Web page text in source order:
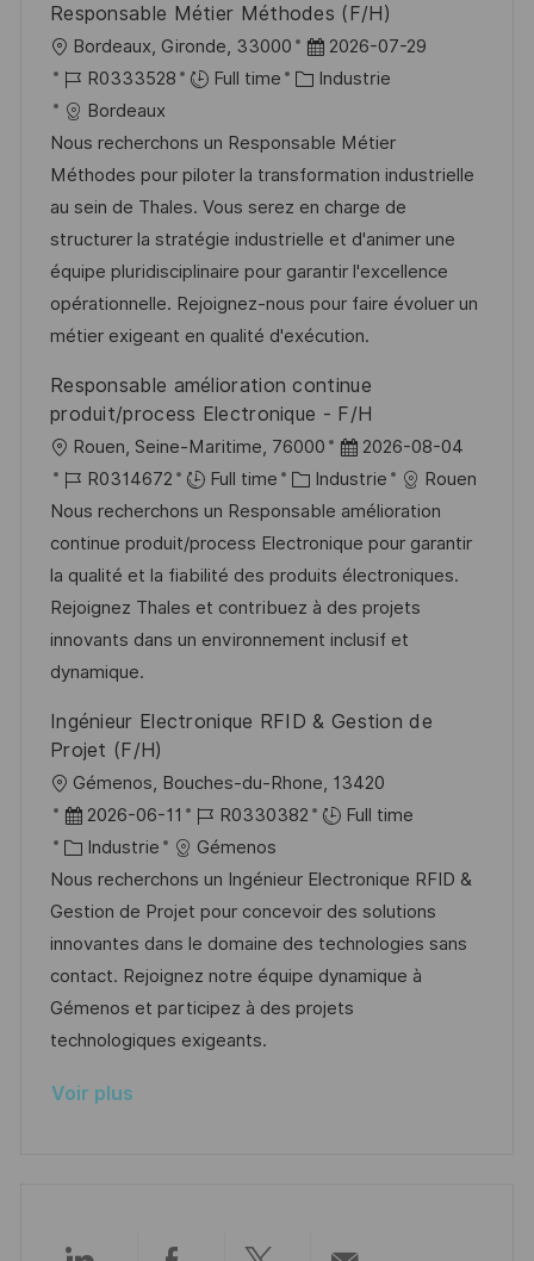
o
n
c
h
a
e
d
u
p
o
s
t
e
Responsable Métier Méthodes (F/H)
o
c
a
l
i
s
a
t
i
n
Bordeaux, Gironde, 33000
D
a
e
d
’
a
f
f
i
h
2026-07-29
R
é
f
é
r
e
n
c
e
u
s
R0333528 Full time
C
t
é
g
o
r
i
e
Industrie
Bordeaux
Nous recherchons un Responsable Métier
Méthodes pour piloter la transformation industrielle
au sein de Thales. Vous serez en charge de
structurer la stratégie industrielle et d'animer une
équipe pluridisciplinaire pour garantir l'excellence
opérationnelle. Rejoignez-nous pour faire évoluer un
métier exigeant en qualité d'exécution.
Responsable amélioration continue
produit/process Electronique - F/H
o
c
a
l
i
s
a
i
Rouen, Seine-Maritime, 76000
D
a
t
e
d
’
a
i
2026-08-04
R
é
f
é
r
e
n
e
p
R0314672 Full time
C
a
t
é
g
o
e
Industrie
Rouen
Nous recherchons un Responsable amélioration
continue produit/process Electronique pour garantir
la qualité et la fiabilité des produits électroniques.
Rejoignez Thales et contribuez à des projets
innovants dans un environnement inclusif et
dynamique.
Ingénieur Electronique RFID & Gestion de
Projet (F/H)
o
c
a
l
i
s
a
t
o
Gémenos, Bouches-du-Rhone, 13420
D
a
t
e
d
’
a
f
i
2026-06-11
R
é
f
é
r
e
n
c
R0330382
Full time
C
a
t
é
g
o
r
e
Industrie
Gémenos
Nous recherchons un Ingénieur Electronique RFID &
Gestion de Projet pour concevoir des solutions
innovantes dans le domaine des technologies sans
contact. Rejoignez notre équipe dynamique à
Gémenos et participez à des projets
technologiques exigeants.
Voir plus